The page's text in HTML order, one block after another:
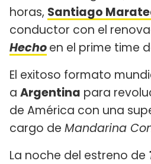
horas, Santiago
conductor con el
Hechoen el prime time
El exitoso formato
a Argentina para
de América con una
cargo de Mandarina
La noche del estreno de